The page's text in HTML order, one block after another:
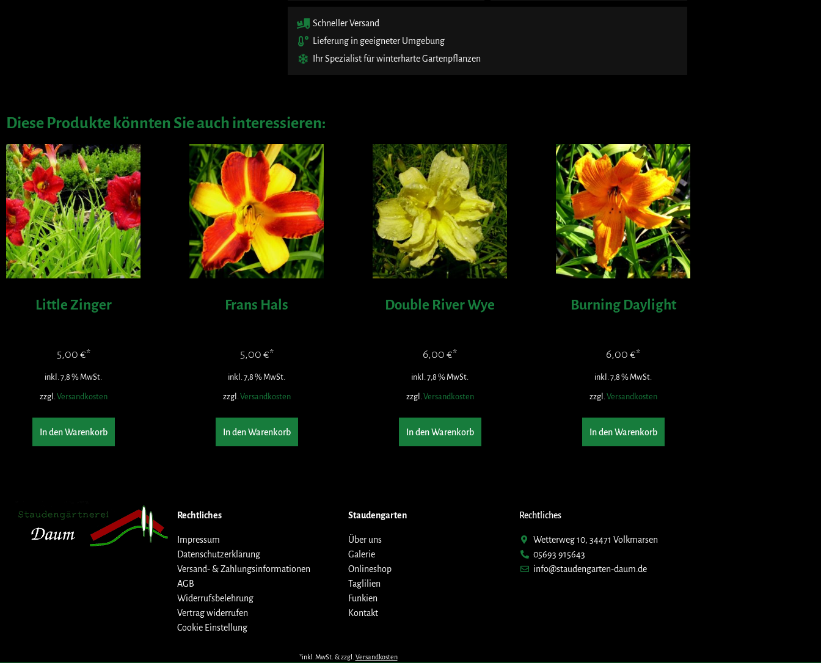
Schneller Versand
Lieferung in geeigneter Umgebung
Ihr Spezialist für winterharte Gartenpflanzen
Diese Produkte könnten Sie auch interessieren:
Little Zinger
5,00 €
inkl. 7,8 % MwSt.
zzgl. Versandkosten
In den Warenkorb
Frans Hals
5,00 €
inkl. 7,8 % MwSt.
zzgl. Versandkosten
In den Warenkorb
Double River Wye
6,00 €
inkl. 7,8 % MwSt.
zzgl. Versandkosten
In den Warenkorb
Burning Daylight
6,00 €
inkl. 7,8 % MwSt.
zzgl. Versandkosten
In den Warenkorb
Rechtliches
Impressum
Datenschutzerklärung
Versand- & Zahlungsinformationen
AGB
Widerrufsbelehrung
Vertrag widerrufen
Cookie Einstellung
Staudengarten
Über uns
Galerie
Onlineshop
Taglilien
Funkien
Kontakt
Rechtliches
Wetterweg 10, 34471 Volkmarsen
05693 915643
info@staudengarten-daum.de
*inkl. MwSt. & zzgl. Versandkosten